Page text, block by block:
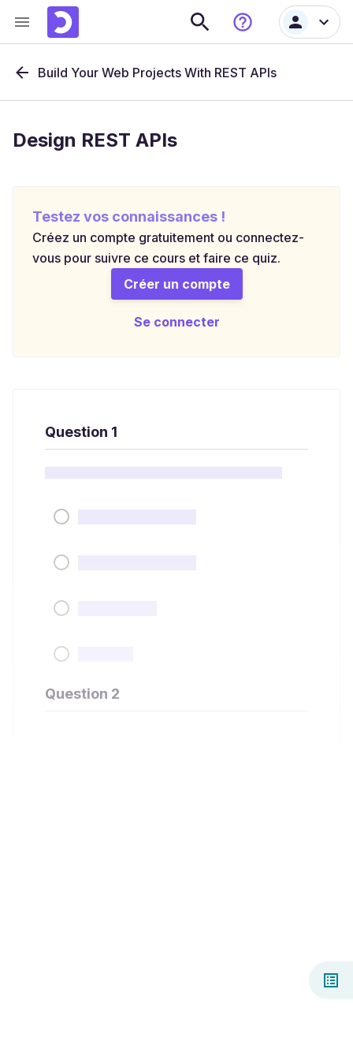
Build Your Web Projects With REST APIs
Design REST APIs
Testez vos connaissances !
Créez un compte gratuitement ou connectez-
vous pour suivre ce cours et faire ce quiz.
Créer un compte
Se connecter
Question 1
Question 2